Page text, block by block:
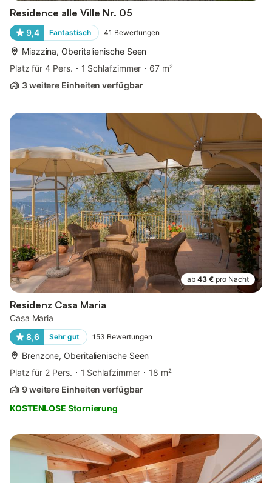
Residence alle Ville Nr. 05
9,4 Fantastisch 41 Bewertungen
Miazzina, Oberitalienische Seen
Platz für 4 Pers.
1 Schlafzimmer
67 m²
3 weitere Einheiten verfügbar
ab 43 € pro Nacht
Residenz Casa Maria
Casa Maria
8,6
Sehr gut 153 Bewertungen
Brenzone, Oberitalienische Seen
Platz für 2 Pers.
1 Schlafzimmer
18 m²
9 weitere Einheiten verfügbar
KOSTENLOSE Stornierung